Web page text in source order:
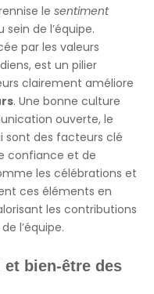
le sentiment
de l’équipe.
par les valeurs
est un pilier
clairement améliore
. Une bonne culture
ouverte, le
sont des facteurs clé
confiance et de
les célébrations et
ces éléments en
les contributions
l’équipe.
et bien-être des